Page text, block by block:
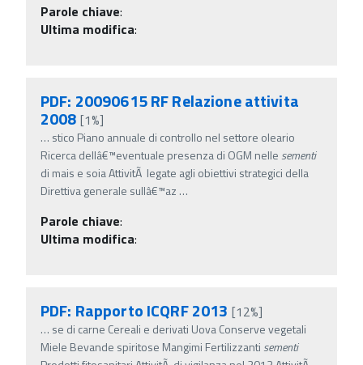
Parole chiave:
Ultima modifica:
PDF: 20090615 RF Relazione attivita
2008 [1%]
… stico Piano annuale di controllo nel settore oleario
Ricerca dellâ€™eventuale presenza di OGM nelle sementi
di mais e soia AttivitÃ legate agli obiettivi strategici della
Direttiva generale sullâ€™az …
Parole chiave:
Ultima modifica:
PDF: Rapporto ICQRF 2013 [12%]
… se di carne Cereali e derivati Uova Conserve vegetali
Miele Bevande spiritose Mangimi Fertilizzanti sementi